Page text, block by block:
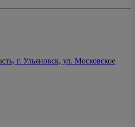
г. Ульяновск, ул. Московское